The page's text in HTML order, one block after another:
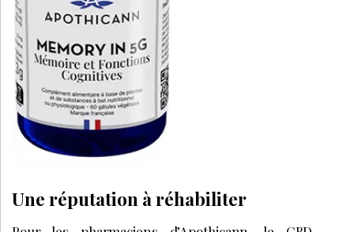
Une réputation à réhabiliter